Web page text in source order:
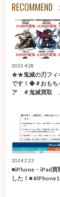
RECOMMEND
2022.4.28
★★鬼滅の刃フィ
です！◆＃おも
ア ＃鬼滅買取
2024.2.23
■iPhone・iPad買
した！■